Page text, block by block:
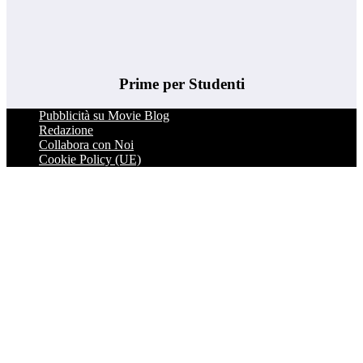
Prime per Studenti
Pubblicità su Movie Blog
Redazione
Collabora con Noi
Cookie Policy (UE)